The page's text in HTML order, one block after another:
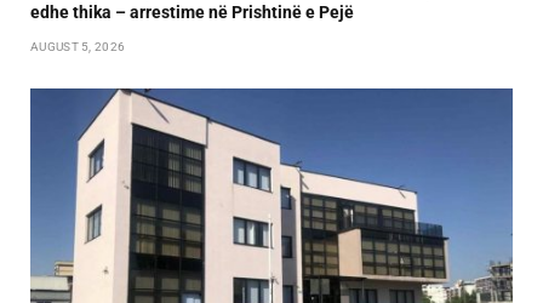
edhe thika – arrestime në Prishtinë e Pejë
AUGUST 5, 2026